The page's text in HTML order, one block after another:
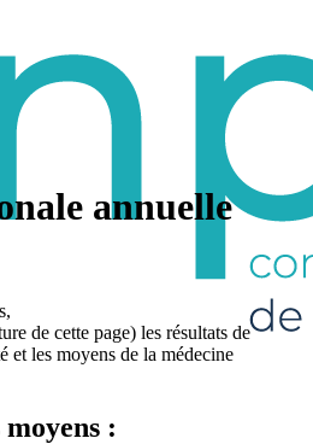
annuelle
de cette page) les résultats de
et les moyens de la médecine
moyens :